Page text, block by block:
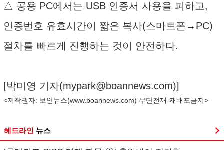
△ 공용 PC에서는 USB 인증서 사용을 피하고,
인증번호 유효시간이 짧은 복사(스마트폰→PC)
절차를 빠르게 진행하는 것이 안전하다.
[박미영 기자(mypark@boannews.com)]
<저작권자: 보안뉴스(www.boannews.com) 무단전재-재배포금지>
헤드라인 뉴스